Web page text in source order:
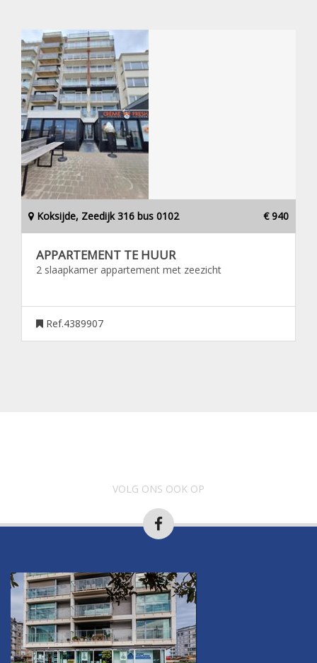
Koksijde, Zeedijk 316 bus 0102 € 940
APPARTEMENT TE HUUR
2 slaapkamer appartement met zeezicht
Ref.4389907
VOLG ONS OOK OP